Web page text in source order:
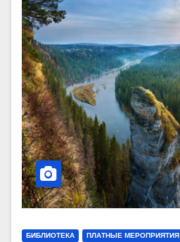
БИБЛИОТЕКА ПЛАТНЫЕ МЕРОПРИЯТИЯ